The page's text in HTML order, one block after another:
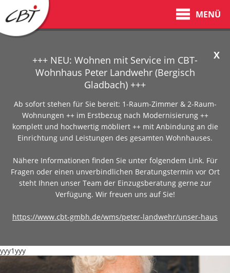
X
+++ NEU: Wohnen mit Service im CBT-
Wohnhaus Peter Landwehr (Bergisch
Gladbach) +++
Ab sofort stehen für Sie bereit: 1-Raum-Zimmer & 2-Raum-
Wohnungen ++ im Erstbezug nach Modernisierung ++
komplett und hochwertig möbliert ++ mit Anbindung an die
Einrichtung und Leistungen des gesamten Wohnhauses.
Nähere Informationen finden Sie unter folgendem Link. Für
Fragen oder einen unverbindlichen Beratungstermin vor Ort
steht Ihnen unser Team der Einzugsberatung gerne zur
Verfügung. Wir freuen uns auf Sie!
https://www.cbt-gmbh.de/wms/peter-landwehr/unser-haus
MENÜ
yyy1yyy